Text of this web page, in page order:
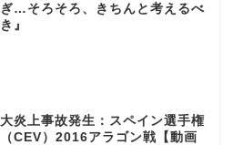
ぎ…そろそろ、きちんと考えるべ
き』
大炎上事故発生：スペイン選手権
（CEV）2016アラゴン戦【動画